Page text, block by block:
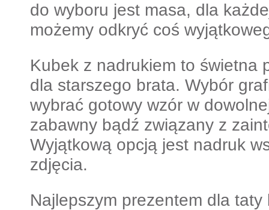
do wyboru jest masa, dla
możemy odkryć coś
Kubek z nadrukiem to świetna
dla starszego brata. Wybór
wybrać gotowy wzór w
zabawny bądź związany z
Wyjątkową opcją jest nadruk
zdjęcia.
Najlepszym prezentem dla